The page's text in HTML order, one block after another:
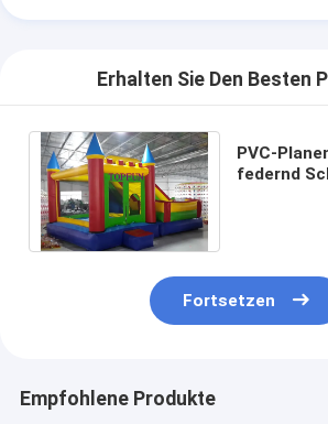
Erhalten Sie Den Besten
PVC-
federnd
Fortsetzen
Empfohlene Produkte